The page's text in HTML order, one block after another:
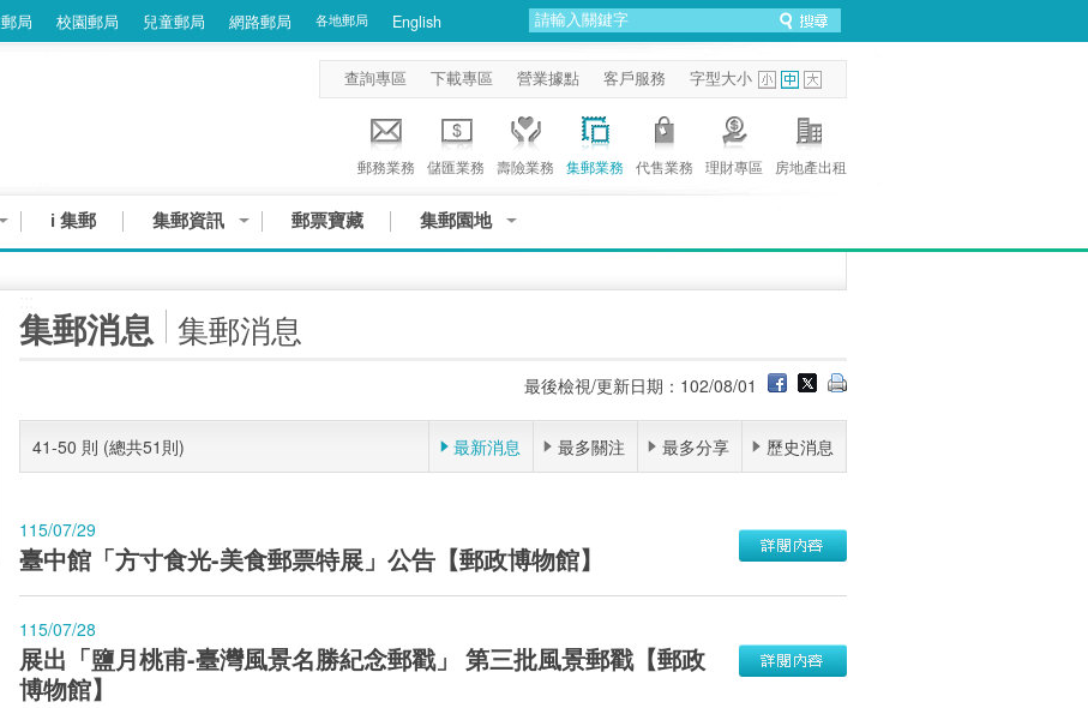
局 校園郵局 兒童郵局 網路郵局 各地郵局 English
查詢專區 下載專區 營業據點 客戶服務 字型大小
郵務業務 儲匯業務 壽險業務 集郵業務 代售業務 理財專區 房地產出租
i 集郵 集郵資訊 郵票寶藏 集郵園地
集郵消息 集郵消息
最後檢視/更新日期：102/08/01
41-50 則 (總共51則) 最新消息 最多關注 最多分享 歷史消息
115/07/29
臺中館「方寸食光-美食郵票特展」公告【郵政博物館】
115/07/28
展出「鹽月桃甫-臺灣風景名勝紀念郵戳」 第三批風景郵戳【郵政
博物館】